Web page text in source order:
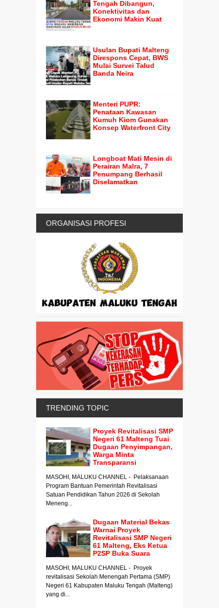
Tengah Dibangun,
Konektivitas dan
Ekonomi Makin Kuat
Usulan Bupati Malteng
Direspons Cepat, BWS
Mulai Survei Talud
Banda Neira
Menteri PUPR:
Penataan Kawasan
Kumuh Kiom Gunakan
Konsep Waterfront City
Longboat Mati Mesin di
Perairan Malra, 7
Penumpang Berhasil
Diselamatkan
ORGANISASI PROFESI
TRENDING TOPIC
Proyek Revitalisasi SMP
Negeri 61 Malteng Tuai
Dugaan Penyimpangan,
Warga Minta
Transparansi
MASOHI, MALUKU CHANNEL - Pelaksanaan
Program Bantuan Pemerintah Revitalisasi
Satuan Pendidikan Tahun 2026 di Sekolah
Meneng...
Dugaan Material Bekas
Warnai Proyek
Revitalisasi SMP Negeri
61 Malteng, Eks Ketua
P2SP Buka Suara
MASOHI, MALUKU CHANNEL - Proyek
revitalisasi Sekolah Menengah Pertama (SMP)
Negeri 61 Kabupaten Maluku Tengah (Malteng)
yang di...